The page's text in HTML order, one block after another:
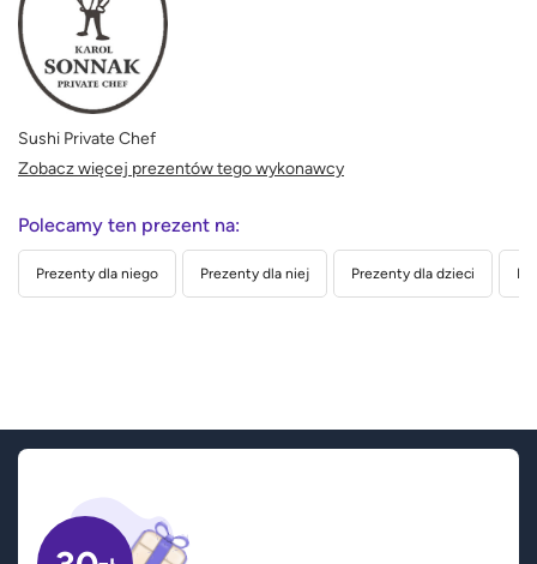
Sushi Private Chef
Zobacz więcej prezentów tego wykonawcy
Polecamy ten prezent na:
Prezenty dla niego Prezenty dla niej Prezenty dla dzieci